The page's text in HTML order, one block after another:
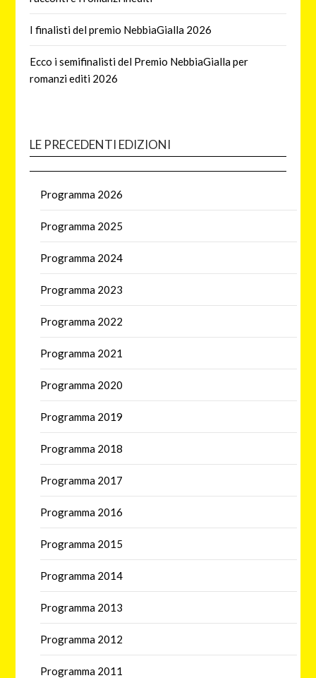
I finalisti del premio NebbiaGialla 2026
Ecco i semifinalisti del Premio NebbiaGialla per
romanzi editi 2026
LE PRECEDENTI EDIZIONI
Programma 2026
Programma 2025
Programma 2024
Programma 2023
Programma 2022
Programma 2021
Programma 2020
Programma 2019
Programma 2018
Programma 2017
Programma 2016
Programma 2015
Programma 2014
Programma 2013
Programma 2012
Programma 2011